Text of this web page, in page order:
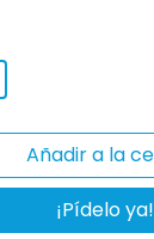
¡Pídelo ya!